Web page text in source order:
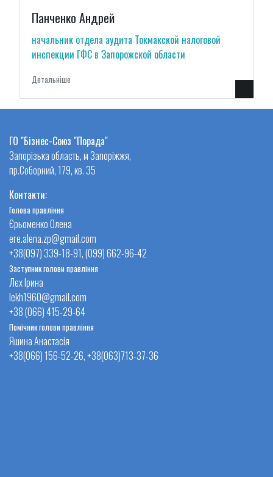
Панченко Андрей
начальник отдела аудита Токмакской налоговой
инспекции ГФС в Запорожской области
Детальнiше
ГО "Бізнес-Союз "Порада"
Запорізька область, м Запоріжжя,
пр.Соборний, 179, кв. 35
Контакти:
Голова правління
Єрьоменко Олена
ere.alena.zp@gmail.com
+38(097) 339-18-91, (099) 662-96-42
Заступник голови правління
Лєх Ірина
lekh1960@gmail.com
+38 (066) 415-29-64
Помічник голови правління
Яшина Анастасія
+38(066) 156-52-26, +38(063)713-37-36